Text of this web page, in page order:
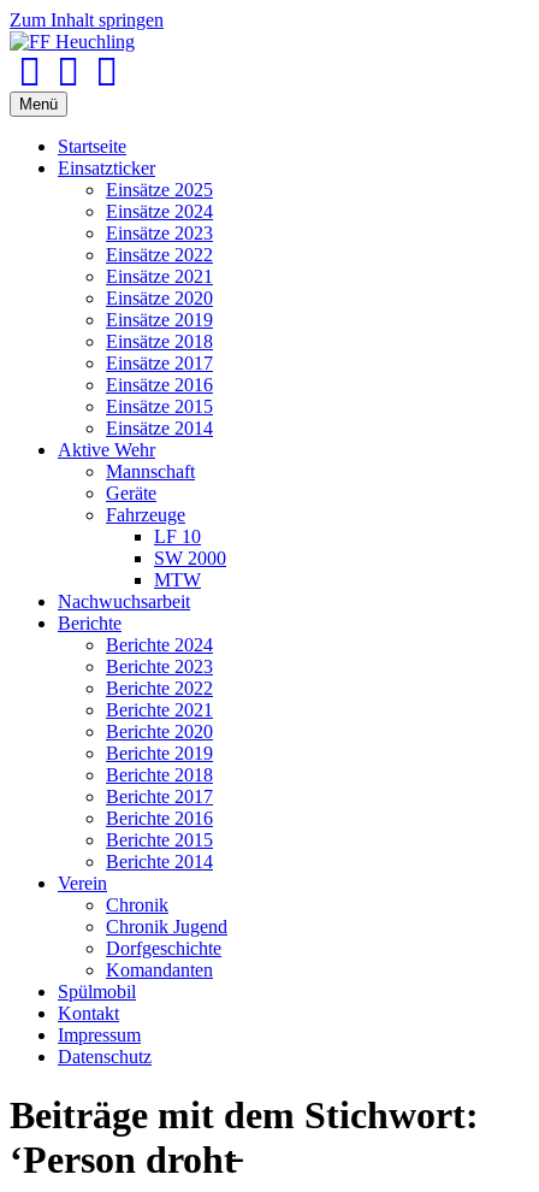
Zum Inhalt springen
Menü
Startseite
Einsatzticker
Einsätze 2025
Einsätze 2024
Einsätze 2023
Einsätze 2022
Einsätze 2021
Einsätze 2020
Einsätze 2019
Einsätze 2018
Einsätze 2017
Einsätze 2016
Einsätze 2015
Einsätze 2014
Aktive Wehr
Mannschaft
Geräte
Fahrzeuge
LF 10
SW 2000
MTW
Nachwuchsarbeit
Berichte
Berichte 2024
Berichte 2023
Berichte 2022
Berichte 2021
Berichte 2020
Berichte 2019
Berichte 2018
Berichte 2017
Berichte 2016
Berichte 2015
Berichte 2014
Verein
Chronik
Chronik Jugend
Dorfgeschichte
Komandanten
Spülmobil
Kontakt
Impressum
Datenschutz
Beiträge mit dem Stichwort:
‘Person droht̵